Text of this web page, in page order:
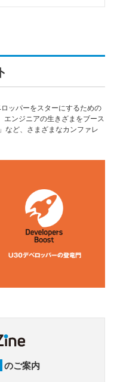
ッパーをスターにするための
ンジニアの生きざまをブース
など、さまざまなカンファレ
のご案内